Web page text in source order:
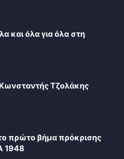
και όλα για όλα στη
Τζολάκης
πρώτο βήμα πρόκρισης
1948